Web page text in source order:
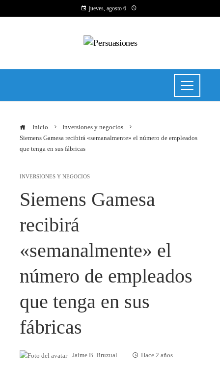
jueves, agosto 6
Inicio
Inversiones y negocios
Siemens Gamesa recibirá «semanalmente» el número de empleados
que tenga en sus fábricas
INVERSIONES Y NEGOCIOS
Siemens Gamesa
recibirá
«semanalmente» el
número de empleados
que tenga en sus
fábricas
Jaime B. Bruzual Hace 2 años